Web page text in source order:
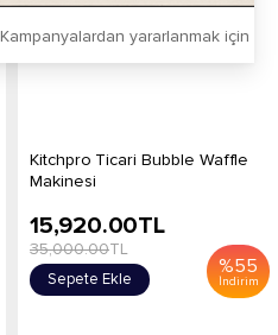
Kitchpro Ticari Bubble Waffle
Makinesi
%55
İndirim
15,920.00TL
35,000.00TL
Sepete Ekle
Kampanyalardan yararlanmak için